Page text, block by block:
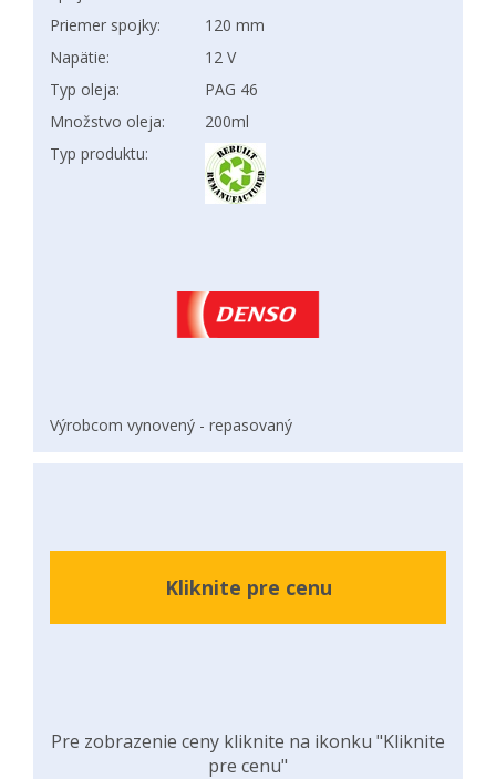
Priemer spojky:
120 mm
Napätie:
12 V
Typ oleja:
PAG 46
Množstvo oleja:
200ml
Typ produktu:
Výrobcom vynovený - repasovaný
Kliknite pre cenu
Pre zobrazenie ceny kliknite na ikonku "Kliknite
pre cenu"